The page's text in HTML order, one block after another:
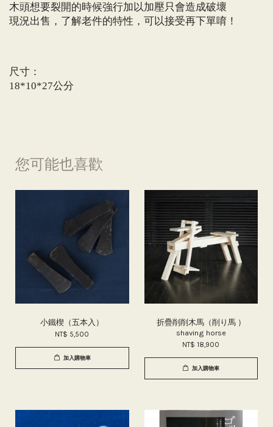
木頭想要裂開的時候強行加以加壓只會造成破壞
現況出售，了解老件的特性，可以接受再下單唷！
尺寸：
18*10*27公分
您可能也喜歡
小鐵楔（五本入）
NT$ 5,500
加入購物車
折疊削削木馬（削り馬 ）
shaving horse
NT$ 18,900
加入購物車